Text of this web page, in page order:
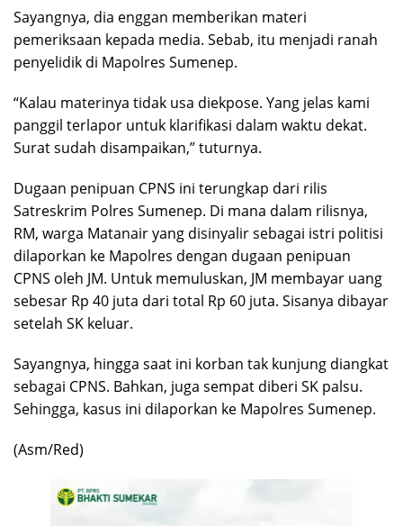
Sayangnya, dia enggan memberikan materi
pemeriksaan kepada media. Sebab, itu menjadi ranah
penyelidik di Mapolres Sumenep.
“Kalau materinya tidak usa diekpose. Yang jelas kami
panggil terlapor untuk klarifikasi dalam waktu dekat.
Surat sudah disampaikan,” tuturnya.
Dugaan penipuan CPNS ini terungkap dari rilis
Satreskrim Polres Sumenep. Di mana dalam rilisnya,
RM, warga Matanair yang disinyalir sebagai istri politisi
dilaporkan ke Mapolres dengan dugaan penipuan
CPNS oleh JM. Untuk memuluskan, JM membayar uang
sebesar Rp 40 juta dari total Rp 60 juta. Sisanya dibayar
setelah SK keluar.
Sayangnya, hingga saat ini korban tak kunjung diangkat
sebagai CPNS. Bahkan, juga sempat diberi SK palsu.
Sehingga, kasus ini dilaporkan ke Mapolres Sumenep.
(Asm/Red)